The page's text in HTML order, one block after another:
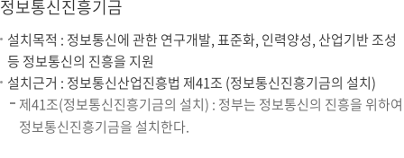
정보통신진흥기금
설치목적 : 정보통신에 관한 연구개발, 표준화, 인력양성, 산업기반 조성
등 정보통신의 진흥을 지원
설치근거 : 정보통신산업진흥법 제41조 (정보통신진흥기금의 설치)
제41조(정보통신진흥기금의 설치) : 정부는 정보통신의 진흥을 위하여
정보통신진흥기금을 설치한다.